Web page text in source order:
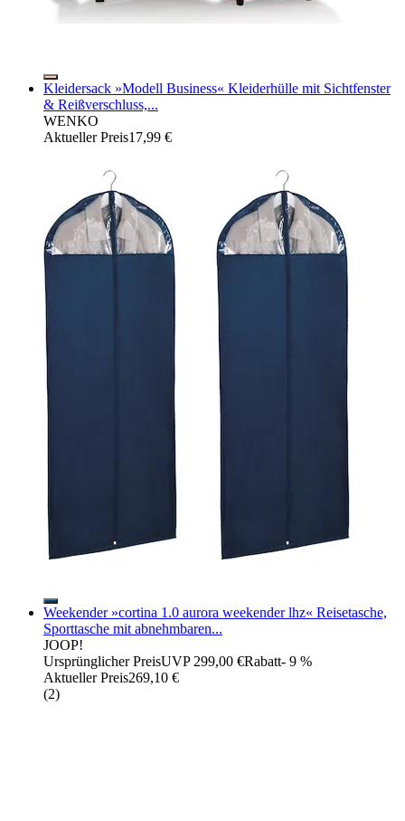
Kleidersack »Modell Business« Kleiderhülle mit Sichtfenster
& Reißverschluss,...
WENKO
Aktueller Preis17,99 €
Weekender »cortina 1.0 aurora weekender lhz« Reisetasche,
Sporttasche mit abnehmbaren...
JOOP!
Ursprünglicher PreisUVP 299,00 €Rabatt- 9 %
Aktueller Preis269,10 €
(2)